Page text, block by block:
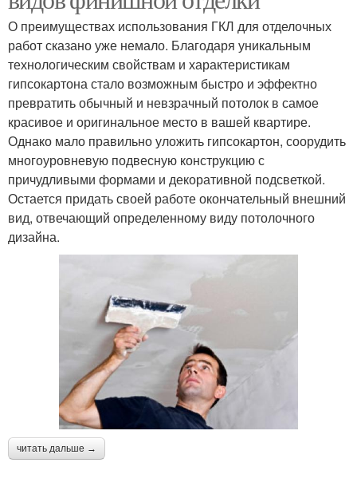
О преимуществах использования ГКЛ для отделочных
работ сказано уже немало. Благодаря уникальным
технологическим свойствам и характеристикам
гипсокартона стало возможным быстро и эффектно
превратить обычный и невзрачный потолок в самое
красивое и оригинальное место в вашей квартире.
Однако мало правильно уложить гипсокартон, соорудить
многоуровневую подвесную конструкцию с
причудливыми формами и декоративной подсветкой.
Остается придать своей работе окончательный внешний
вид, отвечающий определенному виду потолочного
дизайна.
читать дальше →